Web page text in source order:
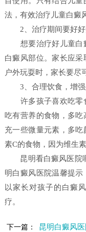
法，有效治疗儿童白癜
2、治疗期间要好好
想要治疗好儿童白
白癜风部位。家长应
户外玩耍时，家长要尽
3、合理饮食，增强
许多孩子喜欢吃零
吃有营养的食物，多
充一些微量元素，多
素C的食物，因为维生
昆明看白癜风医院哪
明白癜风医院温馨提
以家长对孩子的白癜
疗。
下一篇： 昆明白癜风